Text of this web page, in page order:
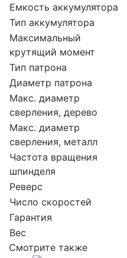
Емкость аккумулятора
Тип аккумулятора
Максимальный
крутящий момент
Тип патрона
Диаметр патрона
Макс. диаметр
сверления, дерево
Макс. диаметр
сверления, металл
Частота вращения
шпинделя
Реверс
Число скоростей
Гарантия
Вес
Смотрите также